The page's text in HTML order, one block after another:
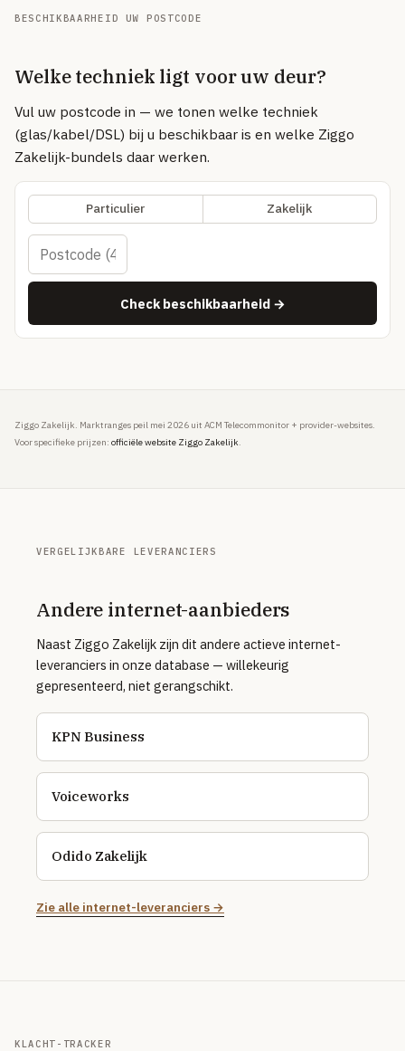
51 providers · publiek vergeleken
BESCHIKBAARHEID UW POSTCODE
Welke techniek ligt voor uw deur?
Vul uw postcode in — we tonen welke techniek
(glas/kabel/DSL) bij u beschikbaar is en welke Ziggo
Zakelijk-bundels daar werken.
Particulier Zakelijk
Check beschikbaarheid →
Ziggo Zakelijk. Marktranges peil mei 2026 uit ACM Telecommonitor + provider-websites.
Voor specifieke prijzen: officiële website Ziggo Zakelijk.
VERGELIJKBARE LEVERANCIERS
Andere internet-aanbieders
Naast Ziggo Zakelijk zijn dit andere actieve internet-
leveranciers in onze database — willekeurig
gepresenteerd, niet gerangschikt.
KPN Business
Voiceworks
Odido Zakelijk
Zie alle internet-leveranciers →
KLACHT-TRACKER